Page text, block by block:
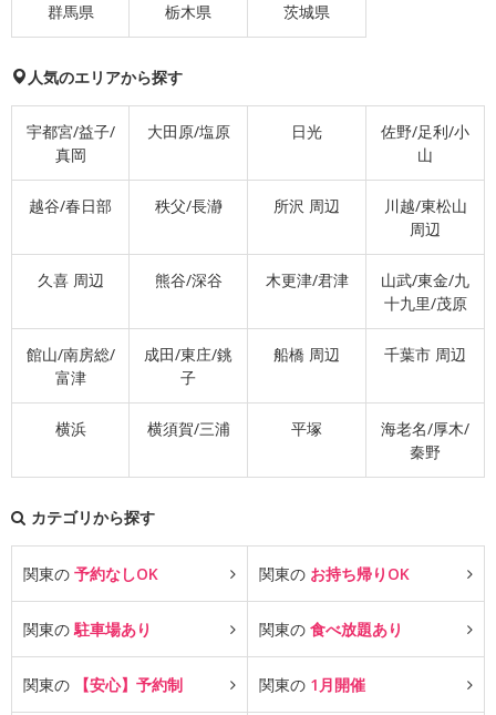
群馬県 栃木県 茨城県
人気のエリアから探す
宇都宮/益子/
真岡
大田原/塩原 日光
佐野/足利/小
山
越谷/春日部 秩父/長瀞 所沢 周辺
川越/東松山
周辺
久喜 周辺 熊谷/深谷 木更津/君津
山武/東金/九
十九里/茂原
館山/南房総/
富津
成田/東庄/銚
子
船橋 周辺 千葉市 周辺
横浜 横須賀/三浦 平塚
海老名/厚木/
秦野
カテゴリから探す
関東の 予約なしOK 関東の お持ち帰りOK
関東の駐車場あり 関東の 食べ放題あり
関東の 【安心】予約制 関東の 1月開催